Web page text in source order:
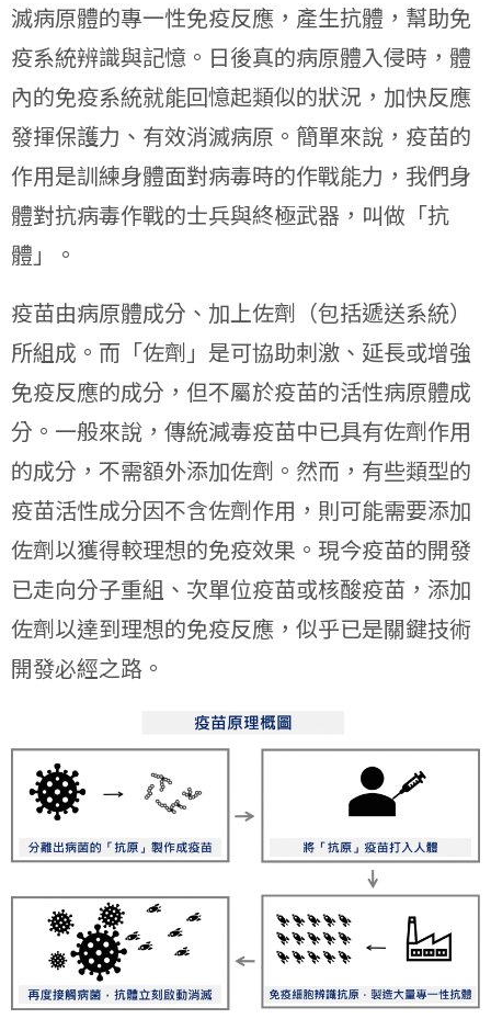
滅病原體的專一性免疫反應，產生抗體，幫助免
疫系統辨識與記憶。日後真的病原體入侵時，體
內的免疫系統就能回憶起類似的狀況，加快反應
發揮保護力、有效消滅病原。簡單來說，疫苗的
作用是訓練身體面對病毒時的作戰能力，我們身
體對抗病毒作戰的士兵與終極武器，叫做「抗
體」。
疫苗由病原體成分、加上佐劑（包括遞送系統）
所組成。而「佐劑」是可協助刺激、延長或增強
免疫反應的成分，但不屬於疫苗的活性病原體成
分。一般來說，傳統減毒疫苗中已具有佐劑作用
的成分，不需額外添加佐劑。然而，有些類型的
疫苗活性成分因不含佐劑作用，則可能需要添加
佐劑以獲得較理想的免疫效果。現今疫苗的開發
已走向分子重組、次單位疫苗或核酸疫苗，添加
佐劑以達到理想的免疫反應，似乎已是關鍵技術
開發必經之路。